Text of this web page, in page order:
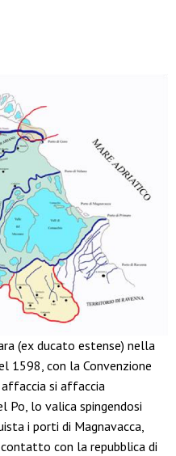
(ex ducato estense) nella
1598, con la Convenzione
si affaccia
Po, lo valica spingendosi
i porti di Magnavacca,
con la repubblica di